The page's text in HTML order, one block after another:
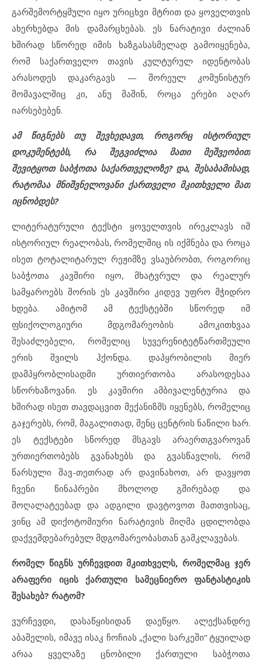
გარშემორტყმული იყო ურიცხვი მტრით და ყოველთვის
ახერხებდა მის დამარცხებას. ეს ნარატივი ძალიან
ხშირად სწორედ იმის ხაზგასასმელად გამოიყენება,
რომ საქართველო თავის კულტურულ იდენტობას
არასოდეს დაკარგავს — შორეულ კომუნისტურ
მომავალშიც კი, ანუ მაშინ, როცა ერები აღარ
იარსებებენ.
ამ წიგნებს თუ შევხედავთ, როგორც ისტორიულ
დოკუმენტებს, რა შეგვიძლია მათი მეშვეობით
შევიტყოთ საბჭოთა საქართველოზე? და, შესაბამისად,
რატომაა მნიშვნელოვანი ქართველი მკითხველი მათ
იცნობდეს?
ლიტერატურული ტექსტი ყოველთვის ირეკლავს იმ
ისტორიულ რეალობას, რომელშიც ის იქმნება და როცა
ისეთ ტოტალიტარულ რეჟიმზე ვსაუბრობთ, როგორიც
საბჭოთა კავშირი იყო, მხატვრულ და რეალურ
სამყაროებს შორის ეს კავშირი კიდევ უფრო მჭიდრო
ხდება. ამიტომ ამ ტექსტებში სწორედ იმ
ფსიქოლოგიური მდგომარეობის ამოკითხვაა
შესაძლებელი, რომელიც სუვერენიტეტწართმეული
ერის შვილს ჰქონდა. დაპყრობილის მიერ
დამპყრობლისადმი ურთიერთობა არასოდესაა
სწორხაზოვანი. ეს კავშირი ამბივალენტურია და
ხშირად ისეთ თავდაცვით მექანიზმს იყენებს, რომელიც
გაჯერებს, რომ, მაგალითად, შენც ცენტრის ნაწილი ხარ.
ეს ტექსტები სწორედ მსგავს არაერთგვაროვან
ურთიერთობებს გვანახებს და გვასწავლის, რომ
წარსული შავ-თეთრად არ დავინახოთ, არ დავყოთ
ჩვენი წინაპრები მხოლოდ გმირებად და
მოღალატეებად და ადგილი დავტოვოთ მათთვისაც,
ვინც ამ დიქოტომიური ნარატივის მიღმა ცდილობდა
დაქვემდებარებულ მდგომარეობასთან გამკლავებას.
რომელ წიგნს ურჩევდით მკითხველს, რომელმაც ჯერ
არაფერი იცის ქართული სამეცნიერო ფანტასტიკის
შესახებ? რატომ?
ვურჩევდი, დასაწყისიდან დაეწყო. ალექსანდრე
აბაშელის, იმავე ისაკ ჩოჩიას „ქალი სარკეში“ ტყუილად
არაა ყველაზე ცნობილი ქართული საბჭოთა